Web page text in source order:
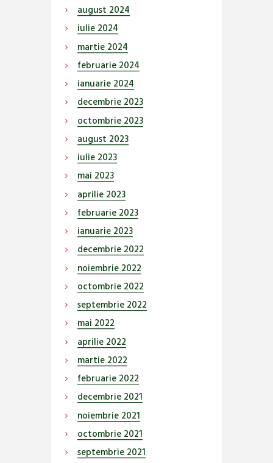
august 2024
iulie 2024
martie 2024
februarie 2024
ianuarie 2024
decembrie 2023
octombrie 2023
august 2023
iulie 2023
mai 2023
aprilie 2023
februarie 2023
ianuarie 2023
decembrie 2022
noiembrie 2022
octombrie 2022
septembrie 2022
mai 2022
aprilie 2022
martie 2022
februarie 2022
decembrie 2021
noiembrie 2021
octombrie 2021
septembrie 2021